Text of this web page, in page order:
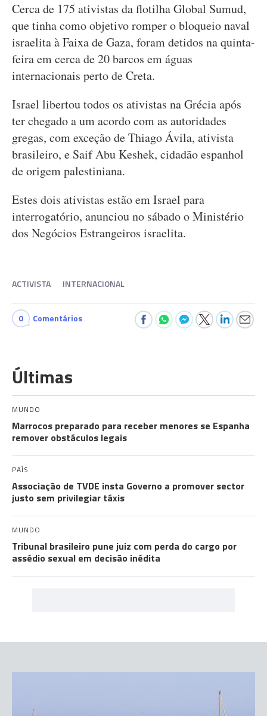
Cerca de 175 ativistas da flotilha Global Sumud,
que tinha como objetivo romper o bloqueio naval
israelita à Faixa de Gaza, foram detidos na quinta-
feira em cerca de 20 barcos em águas
internacionais perto de Creta.
Israel libertou todos os ativistas na Grécia após
ter chegado a um acordo com as autoridades
gregas, com exceção de Thiago Ávila, ativista
brasileiro, e Saif Abu Keshek, cidadão espanhol
de origem palestiniana.
Estes dois ativistas estão em Israel para
interrogatório, anunciou no sábado o Ministério
dos Negócios Estrangeiros israelita.
ACTIVISTA INTERNACIONAL
0 Comentários
Últimas
MUNDO
Marrocos preparado para receber menores se Espanha
remover obstáculos legais
PAÍS
Associação de TVDE insta Governo a promover sector
justo sem privilegiar táxis
MUNDO
Tribunal brasileiro pune juiz com perda do cargo por
assédio sexual em decisão inédita